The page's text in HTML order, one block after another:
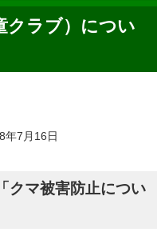
クラブ）につい
7月16日
クマ被害防止につい